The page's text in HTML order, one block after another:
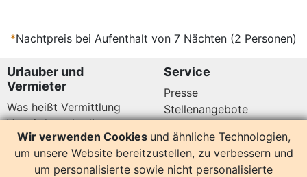
*Nachtpreis bei Aufenthalt von 7 Nächten (2 Personen)
Urlauber und
Vermieter
Was heißt Vermittlung
Vermittlungsbedingungen
Datenschutz
Service
Presse
Stellenangebote
Kundenbewertungen Hier sind wir auch
Wir verwenden Cookies und ähnliche Technologien,
um unsere Website bereitzustellen, zu verbessern und
um personalisierte sowie nicht personalisierte